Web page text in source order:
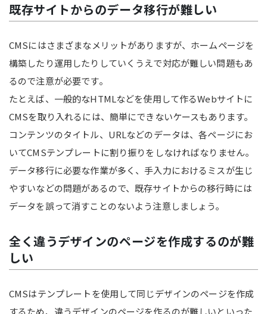
既存サイトからのデータ移行が難しい
CMSにはさまざまなメリットがありますが、ホームページを
構築したり運用したりしていくうえで対応が難しい問題もあ
るので注意が必要です。
たとえば、一般的なHTMLなどを使用して作るWebサイトに
CMSを取り入れるには、簡単にできないケースもあります。
コンテンツのタイトル、URLなどのデータは、各ページにお
いてCMSテンプレートに割り振りをしなければなりません。
データ移行に必要な作業が多く、手入力におけるミスが生じ
やすいなどの問題があるので、既存サイトからの移行時には
データを誤って消すことのないよう注意しましょう。
全く違うデザインのページを作成するのが難
しい
CMSはテンプレートを使用して同じデザインのページを作成
するため、違うデザインのページを作るのが難しいといった